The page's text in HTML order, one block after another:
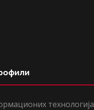
технологија